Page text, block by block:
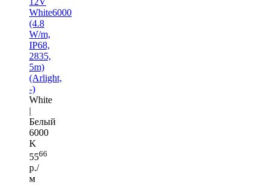
White6000
(4.8
W/m,
IP68,
2835,
5m)
(Arlight,
-)
White
|
Белый
6000
K
5566
р./
м